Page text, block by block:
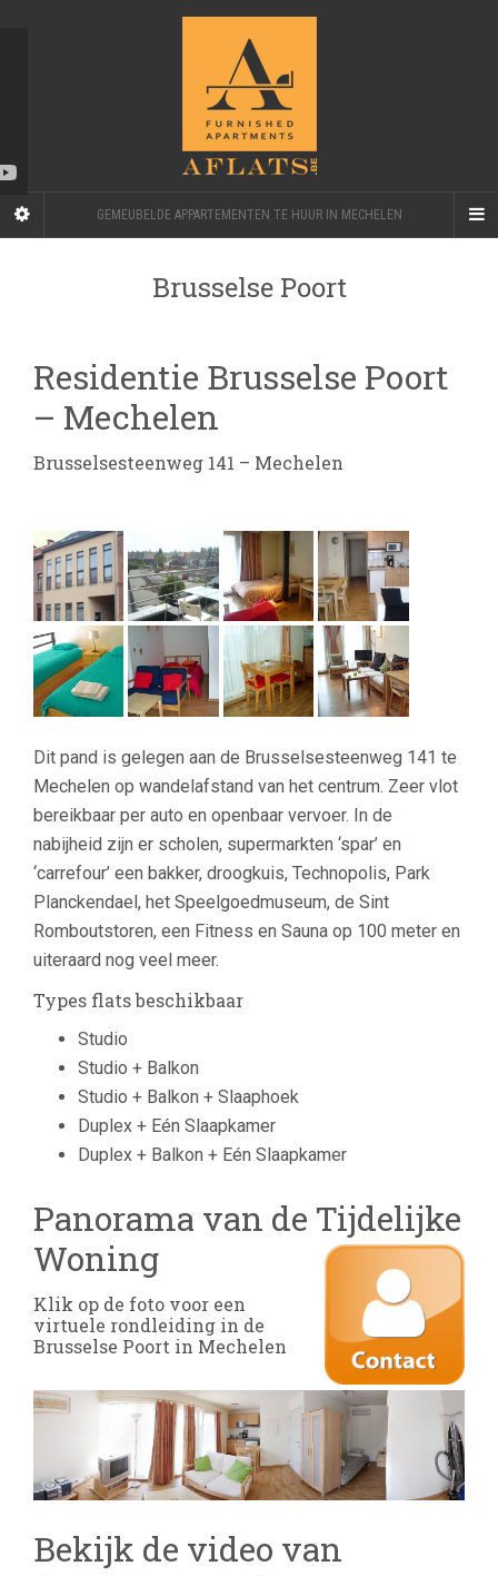
GEMEUBELDE APPARTEMENTEN TE HUUR IN MECHELEN
Brusselse Poort
Residentie Brusselse Poort
– Mechelen
Brusselsesteenweg 141 – Mechelen
Dit pand is gelegen aan de Brusselsesteenweg 141 te
Mechelen op wandelafstand van het centrum. Zeer vlot
bereikbaar per auto en openbaar vervoer. In de
nabijheid zijn er scholen, supermarkten ‘spar’ en
‘carrefour’ een bakker, droogkuis, Technopolis, Park
Planckendael, het Speelgoedmuseum, de Sint
Romboutstoren, een Fitness en Sauna op 100 meter en
uiteraard nog veel meer.
Types flats beschikbaar
Studio
Studio + Balkon
Studio + Balkon + Slaaphoek
Duplex + Eén Slaapkamer
Duplex + Balkon + Eén Slaapkamer
Panorama van de Tijdelijke
Woning
Klik op de foto voor een
virtuele rondleiding in de
Brusselse Poort in Mechelen
Bekijk de video van